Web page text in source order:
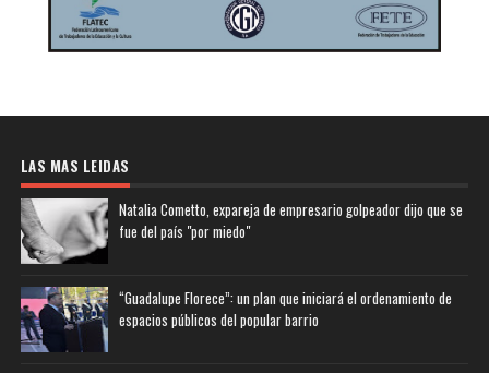
LAS MAS LEIDAS
Natalia Cometto, expareja de empresario golpeador dijo que se
fue del país "por miedo"
“Guadalupe Florece”: un plan que iniciará el ordenamiento de
espacios públicos del popular barrio